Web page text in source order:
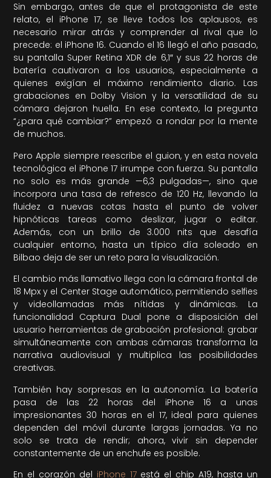
Sin embargo, antes de que el protagonista de este
relato, el iPhone 17, se lleve todos los aplausos, es
necesario mirar atrás y comprender al rival que lo
precede: el iPhone 16. Cuando el 16 llegó el año pasado,
su pantalla Super Retina XDR de 6,1″ y sus 22 horas de
batería cautivaron a los usuarios, especialmente a
quienes exigían el máximo rendimiento diario. Las
grabaciones en Dolby Vision y la versatilidad de su
cámara dejaron huella. En ese contexto, la pregunta
“¿para qué cambiar?” empezó a rondar por la mente
de muchos.
Pero Apple siempre reescribe el guion, y en esta novela
tecnológica el iPhone 17 irrumpe con fuerza. Su pantalla
no solo es más grande —6,3 pulgadas—, sino que
incorpora una tasa de refresco de 120 Hz, llevando la
fluidez a nuevas cotas hasta el punto de volver
hipnóticas tareas como deslizar, jugar o editar.
Además, con un brillo de 3.000 nits que desafía
cualquier entorno, hasta un típico día soleado en
Bilbao deja de ser un reto para la visualización.
El cambio más llamativo llega con la cámara frontal de
18 Mpx y el Center Stage automático, permitiendo selfies
y videollamadas más nítidas y dinámicas. La
funcionalidad Captura Dual pone a disposición del
usuario herramientas de grabación profesional: grabar
simultáneamente con ambas cámaras transforma la
narrativa audiovisual y multiplica las posibilidades
creativas.
También hay sorpresas en la autonomía. La batería
pasa de las 22 horas del iPhone 16 a unas
impresionantes 30 horas en el 17, ideal para quienes
dependen del móvil durante largas jornadas. Ya no
solo se trata de rendir; ahora, vivir sin depender
constantemente de un enchufe es posible.
En el corazón del iPhone 17está el chip A19, hasta un